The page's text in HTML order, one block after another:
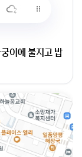
이에 불지고 밥
도 하고..